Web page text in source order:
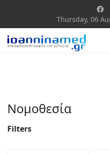
Thursday, 06
Νομοθεσία
Filters